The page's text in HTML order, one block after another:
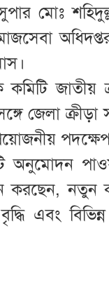
মোঃ
জাতীয়
জেলা ক্রীড়া
অনুমোদন
করছেন, নতুন
এবং